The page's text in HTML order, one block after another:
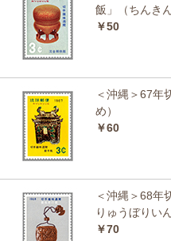
飯」（ちんき
￥50
＜沖縄＞67
め）
￥60
＜沖縄＞68年
りゅうぼりい
￥70